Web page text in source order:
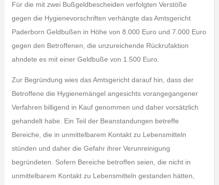
Für die mit zwei Bußgeldbescheiden verfolgten Verstöße
gegen die Hygienevorschriften verhängte das Amtsgericht
Paderborn Geldbußen in Höhe von 8.000 Euro und 7.000 Euro
gegen den Betroffenen, die unzureichende Rückrufaktion
ahndete es mit einer Geldbuße von 1.500 Euro.
Zur Begründung wies das Amtsgericht darauf hin, dass der
Betroffene die Hygienemängel angesichts vorangegangener
Verfahren billigend in Kauf genommen und daher vorsätzlich
gehandelt habe. Ein Teil der Beanstandungen betreffe
Bereiche, die in unmittelbarem Kontakt zu Lebensmitteln
stünden und daher die Gefahr ihrer Verunreinigung
begründeten. Sofern Bereiche betroffen seien, die nicht in
unmittelbarem Kontakt zu Lebensmitteln gestanden hätten,